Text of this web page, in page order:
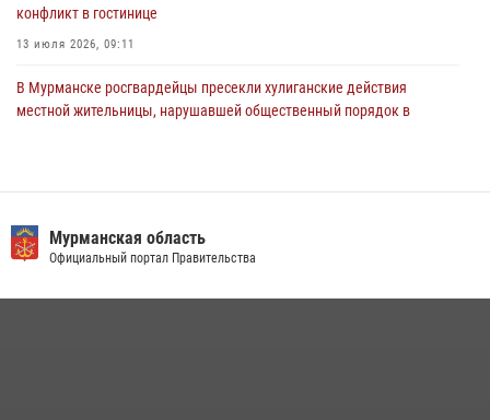
29 июля 2026, 12:17
конфликт в гостинице
13 июля 2026, 09:11
В Мурманске росгвардейцы пресекли хулиганские действия
местной жительницы, нарушавшей общественный порядок в
избирательной комиссии обсудили алгоритмы обеспечения
безопасности в период выборов
Мурманская область
Официальный портал Правительства